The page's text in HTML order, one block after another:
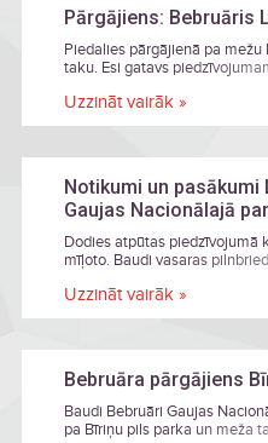
Pārgājiens: Bebruāris
Piedalies pārgājienā pa
taku. Esi gatavs
Zilvers.
Uzzināt vairāk »
Notikumi un
Gaujas Nacionālajā
Dodies atpūtas piedzīvojumā
mīļoto. Baudi vasaras
Uzzināt vairāk »
Bebruāra pārgājiens
Baudi Bebruāri Gaujas
pa Bīriņu pils parka un meža